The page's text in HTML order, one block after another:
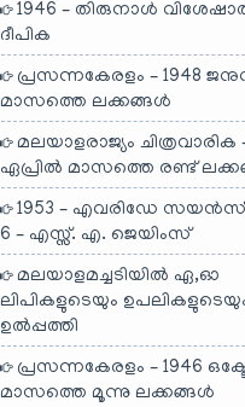
1946 – തിരുനാൾ
ദീപിക
പ്രസന്നകേരളം – 1948
മാസത്തെ ലക്കങ്ങൾ
മലയാളരാജ്യം ചിത്രവാരിക
ഏപ്രിൽ മാസത്തെ രണ്ട്
1953 – എവരിഡേ സയൻസ്
6 – എസ്സ്. എ. ജെയിംസ്
മലയാളമച്ചടിയിൽ ഏ,ഓ
ലിപികളുടെയും
ഉൽപ്പത്തി
പ്രസന്നകേരളം – 1946
മാസത്തെ മൂന്നു ലക്കങ്ങൾ